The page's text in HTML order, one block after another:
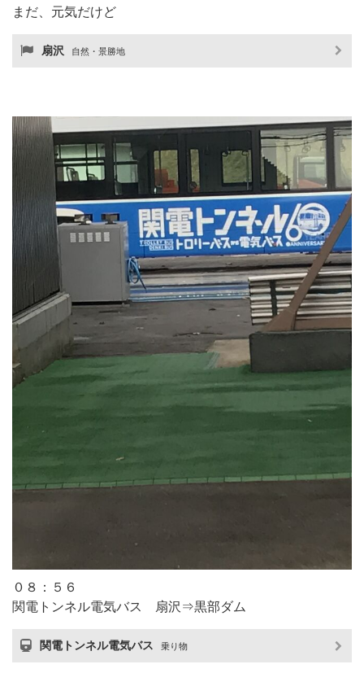
まだ、元気だけど
扇沢 自然・景勝地
０８：５６
関電トンネル電気バス 扇沢⇒黒部ダム
関電トンネル電気バス 乗り物